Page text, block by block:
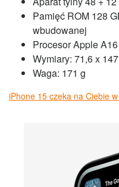
Pamięć ROM 128
wbudowanej
Procesor Apple
Wymiary: 71,6 x
Waga: 171 g
iPhone 15 czeka na Ciebie